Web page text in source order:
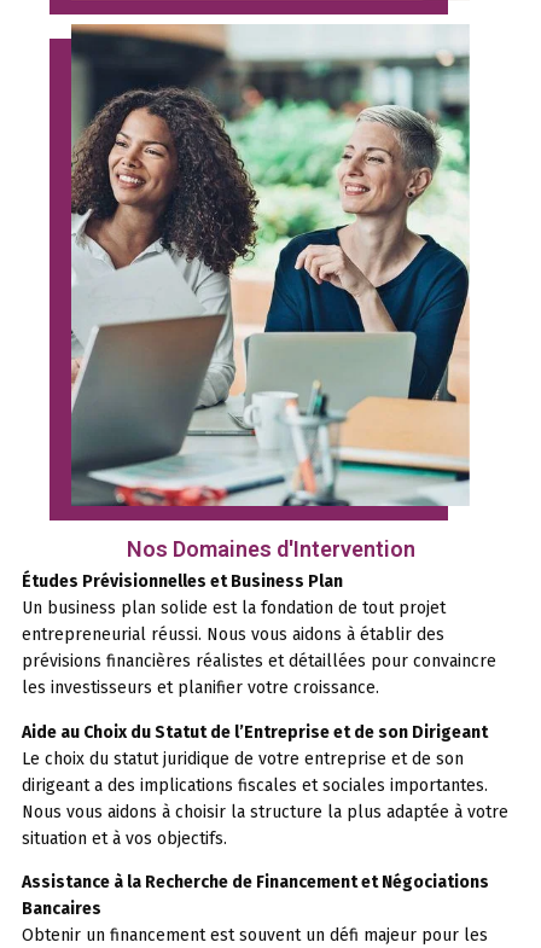
Nos Domaines d'Intervention
Études Prévisionnelles et Business Plan
Un business plan solide est la fondation de tout projet
entrepreneurial réussi. Nous vous aidons à établir des
prévisions financières réalistes et détaillées pour convaincre
les investisseurs et planifier votre croissance.
Aide au Choix du Statut de l’Entreprise et de son Dirigeant
Le choix du statut juridique de votre entreprise et de son
dirigeant a des implications fiscales et sociales importantes.
Nous vous aidons à choisir la structure la plus adaptée à votre
situation et à vos objectifs.
Assistance à la Recherche de Financement et Négociations
Bancaires
Obtenir un financement est souvent un défi majeur pour les